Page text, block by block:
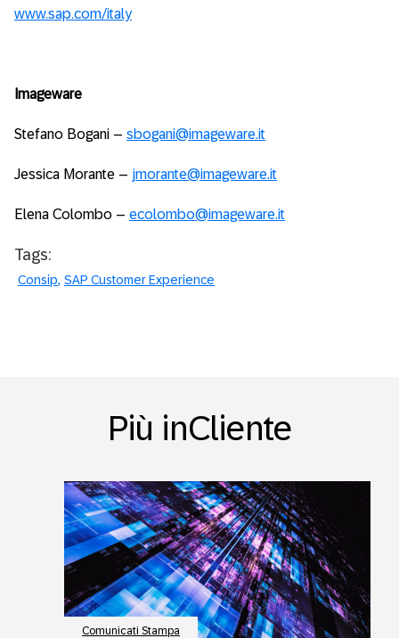
www.sap.com/italy
Imageware
Stefano Bogani – sbogani@imageware.it
Jessica Morante – jmorante@imageware.it
Elena Colombo – ecolombo@imageware.it
Tags:
Consip SAP Customer Experience
Più inCliente
Comunicati Stampa